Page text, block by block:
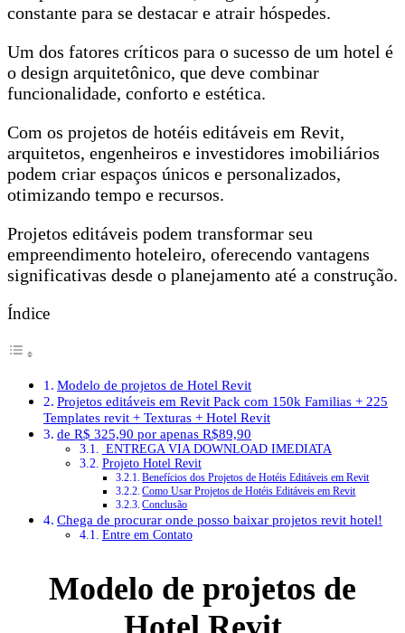
constante para se destacar e atrair hóspedes.
Um dos fatores críticos para o sucesso de um hotel é
o design arquitetônico, que deve combinar
funcionalidade, conforto e estética.
Com os projetos de hotéis editáveis em Revit,
arquitetos, engenheiros e investidores imobiliários
podem criar espaços únicos e personalizados,
otimizando tempo e recursos.
Projetos editáveis podem transformar seu
empreendimento hoteleiro, oferecendo vantagens
significativas desde o planejamento até a construção.
Índice
Modelo de projetos de Hotel Revit
Projetos editáveis em Revit Pack com 150k Familias + 225
Templates revit + Texturas + Hotel Revit
de R$ 325,90 por apenas R$89,90
ENTREGA VIA DOWNLOAD IMEDIATA
Projeto Hotel Revit
Benefícios dos Projetos de Hotéis Editáveis em Revit
Como Usar Projetos de Hotéis Editáveis em Revit
Conclusão
Chega de procurar onde posso baixar projetos revit hotel!
Entre em Contato
Modelo de projetos de